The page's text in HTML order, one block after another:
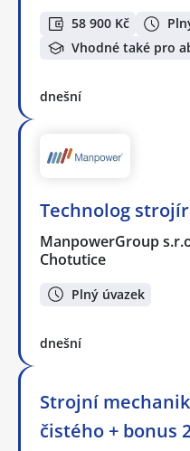
58 900 Kč
Vhodné také pro
dnešní
Technolog
ManpowerGroup
Chotutice
Plný úvazek
dnešní
Strojní mechanik
čistého + bonus